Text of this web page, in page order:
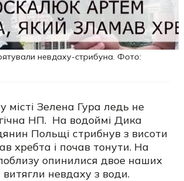
невдаху-стрибуна. Фото:
місті Зелена Гура ледь не
НП. На водоймі Дика
Польщі стрибнув з висоти
хребта і почав тонути. На
опинилися двое наших
витягли невдаху з води.